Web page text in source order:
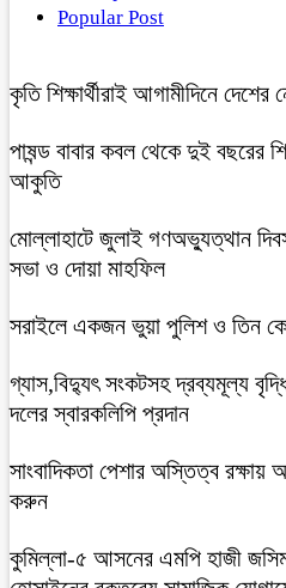
Popular Post
কৃতি শিক্ষার্থীরাই আগামীদিনে
পাষন্ড বাবার কবল থেকে দুই বছরের
আকুতি
মোল্লাহাটে জুলাই গণঅভ্যুত্থান
সভা ও দোয়া মাহফিল
সরাইলে একজন ভুয়া পুলিশ ও তিন
গ্যাস,বিদ্যুৎ সংকটসহ দ্রব্যমূল্য
দলের স্বারকলিপি প্রদান
সাংবাদিকতা পেশার অস্তিত্ব
করুন
কুমিল্লা-৫ আসনের এমপি হাজী